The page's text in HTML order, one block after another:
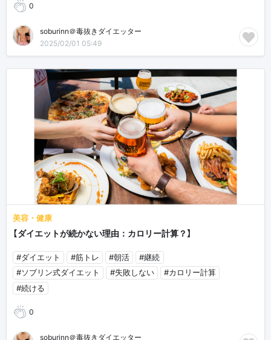
0
soburinn＠毒抜きダイエッター
2025/02/01 05:49
美容・健康
【ダイエットが続かない理由：カロリー計算？】
#ダイエット #筋トレ #朝活
#継続
#ソブリン式ダイエット
#失敗しない
#カロリー計算
#続ける
0
soburinn＠毒抜きダイエッター